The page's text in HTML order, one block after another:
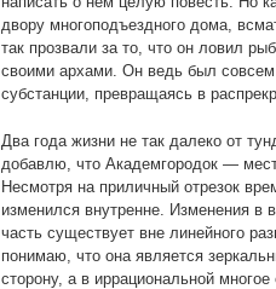
двору многоподъездного дома,
так прозвали за то, что он ловил
своими архами. Он ведь был
субстанции, превращаясь в
Два года жизни не так далеко от
добавлю, что Академгородок —
Несмотря на приличный отрезок
изменился внутренне. Изменения
часть существует вне линейного
понимаю, что она является
сторону, а в иррациональной